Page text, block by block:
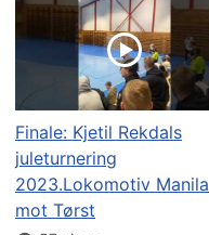
Finale: Kjetil Rekdals
juleturnering
2023.Lokomotiv Manila
mot Tørst